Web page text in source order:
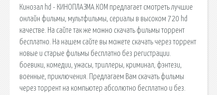
Кинозал hd - КИНОПЛАЗМА.КОМ предлагает смотреть лучшие
онлайн фильмы, мультфильмы, сериалы в высоком 720 hd
качестве. На сайте так же можно скачать фильмы торрент
бесплатно. На нашем сайте вы можете скачать через торрент
новые и старые фильмы бесплатно без регистрации.
боевики, комедии, ужасы, триллеры, криминал, фэнтези,
военные, приключения. Предлагаем Вам скачать фильмы
через торрент на компьютер абсолютно бесплатно и без.